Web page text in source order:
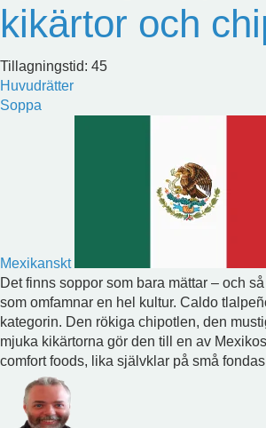
kikärtor och
Tillagningstid: 45
Huvudrätter
Soppa
Mexikanskt
Det finns soppor som bara mättar – och
som omfamnar en hel kultur. Caldo
kategorin. Den rökiga chipotlen, den
mjuka kikärtorna gör den till en av
comfort foods, lika självklar på små fondas